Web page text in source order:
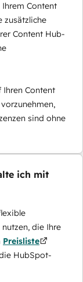
Ihrem Content
zusätzliche
Content Hub-
Ihren Content
sind ohne
ich mit
die Ihre
Preisliste
HubSpot-